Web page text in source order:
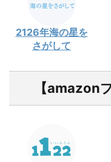
2126年海の星を
さがして
【amazon